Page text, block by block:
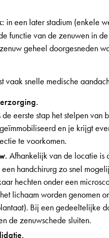
in een later stadium (enkele
functie van de zenuwen in
geheel doorgesneden
vaak snelle medische
eerste stap het stelpen van
en je krijgt
te voorkomen.
Afhankelijk van de locatie is
handchirurg zo snel
hechten onder een
lichaam worden genomen
Bij een gedeeltelijke
de zenuwschede sluiten.